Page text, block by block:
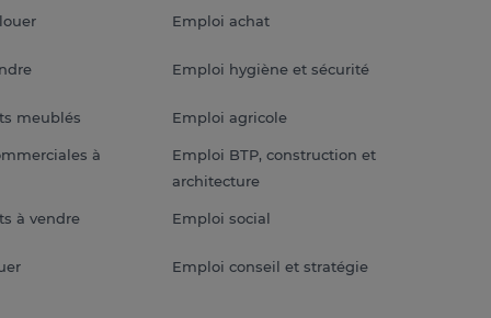
meublés
à
à vendre
Emploi achat
Emploi hygiène et sécurité
Emploi agricole
Emploi BTP, construction et
architecture
Emploi social
Emploi conseil et stratégie